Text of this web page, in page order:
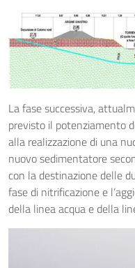
La fase successiva,
previsto il potenziamento
alla realizzazione di una
nuovo sedimentatore
con la destinazione delle
fase di nitrificazione e
della linea acqua e della